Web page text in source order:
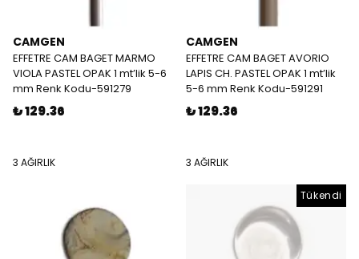
CAMGEN
EFFETRE CAM BAGET MARMO
VIOLA PASTEL OPAK 1 mt’lik 5-6
mm Renk Kodu-591279
₺ 129.36
3 AĞIRLIK
CAMGEN
EFFETRE CAM BAGET AVORIO
LAPIS CH. PASTEL OPAK 1 mt’lik
5-6 mm Renk Kodu-591291
₺ 129.36
3 AĞIRLIK
Tükendi